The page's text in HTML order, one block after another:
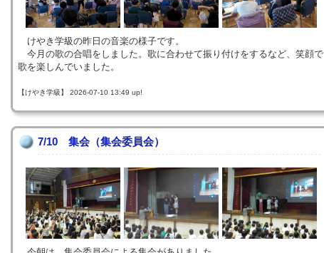
けやき学級の昨日の音楽の様子です。
今月の歌の合唱をしました。歌に合わせて振り付けをするなど、笑顔で
歌を楽しんでいました。
【けやき学級】 2026-07-10 13:49 up!
7/10 集会（集会委員会）